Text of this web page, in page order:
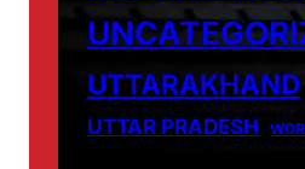
UTTARAKHAND
UTTAR PRADESH